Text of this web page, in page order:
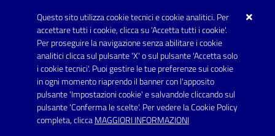
Questo sito utilizza cookie tecnici e cookie analitici. Per
accettare tutti i cookie, clicca su 'Accetta tutti i cookie'.
Per proseguire la navigazione senza abilitare i cookie
analitici clicca sul pulsante 'X' o sul pulsante 'Accetta solo
i cookie tecnici'. Puoi gestire le tue preferenze sui cookie
in ogni momento riaprendo il banner con l'apposito
pulsante 'Impostazioni cookie' e salvandole cliccando sul
pulsante 'Conferma le scelte'. Per vedere la Cookie Policy
completa, cliccaMAGGIORI INFORMAZIONI
Telefono: 0999707766
Fax: 0999704336
Posta Elettronica Certificata:
prot.comune.avetrana@pec.rupar.puglia.it
Link utili
Informativa privacy